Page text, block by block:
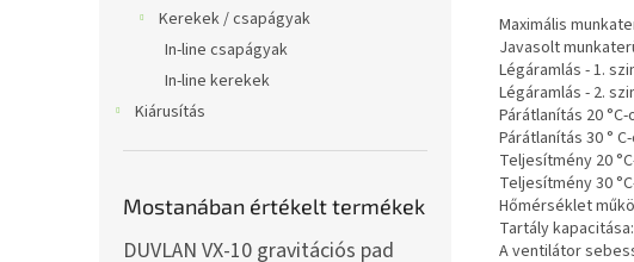
Kerekek / csapágyak
In-line csapágyak
In-line kerekek
Kiárusítás
Mostanában értékelt termékek
DUVLAN VX-10 gravitációs pad
Maximális
Javasolt
Légáramlás - 1.
Légáramlás - 2.
Párátlanítás 20
Párátlanítás 30 °
Teljesítmény 20
Teljesítmény 30
Hőmérséklet
Tartály
A ventilátor